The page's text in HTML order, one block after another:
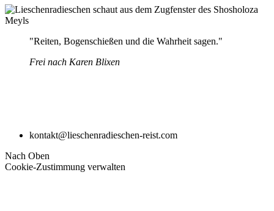
"Reiten, Bogenschießen und die Wahrheit sagen."
Frei nach Karen Blixen
kontakt@lieschenradieschen-reist.com
Nach Oben
Cookie-Zustimmung verwalten